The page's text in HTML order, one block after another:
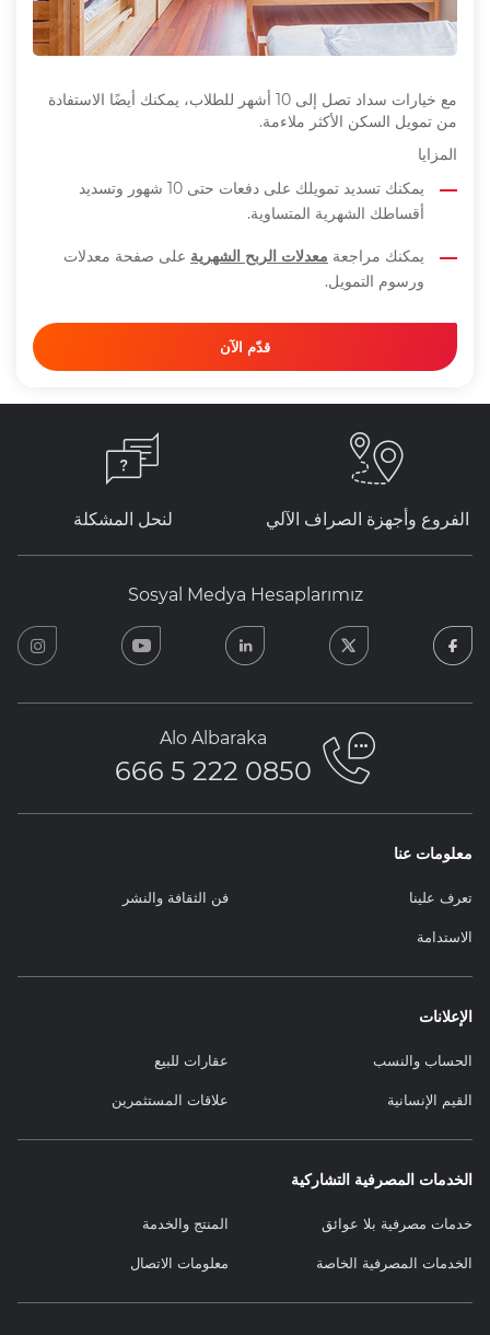
مع خيارات سداد تصل إلى 10 أشهر للطلاب، يمكنك أيضًا الاستفادة
من تمويل السكن الأكثر ملاءمة.
المزايا
يمكنك تسديد تمويلك على دفعات
حتى 10 شهور وتسديد
أقساطك الشهرية المتساوية.
يمكنك مراجعة معدلات الربح الشهرية على صفحة معدلات
ورسوم التمويل.
قدّم الآن
الفروع وأجهزة الصراف الآلي لنحل المشكلة
Sosyal Medya Hesaplarımız
facebook
twitter
linkedin
youtube
Alo Albaraka
0850 222 5 666
معلومات عنا
تعرف علينا فن الثقافة والنشر
الاستدامة
الإعلانات
الحساب والنسب عقارات للبيع
القيم الإنسانية علاقات المستثمرين
الخدمات المصرفية التشاركية
خدمات مصرفية بلا عوائق المنتج والخدمة
الخدمات المصرفية الخاصة معلومات الاتصال